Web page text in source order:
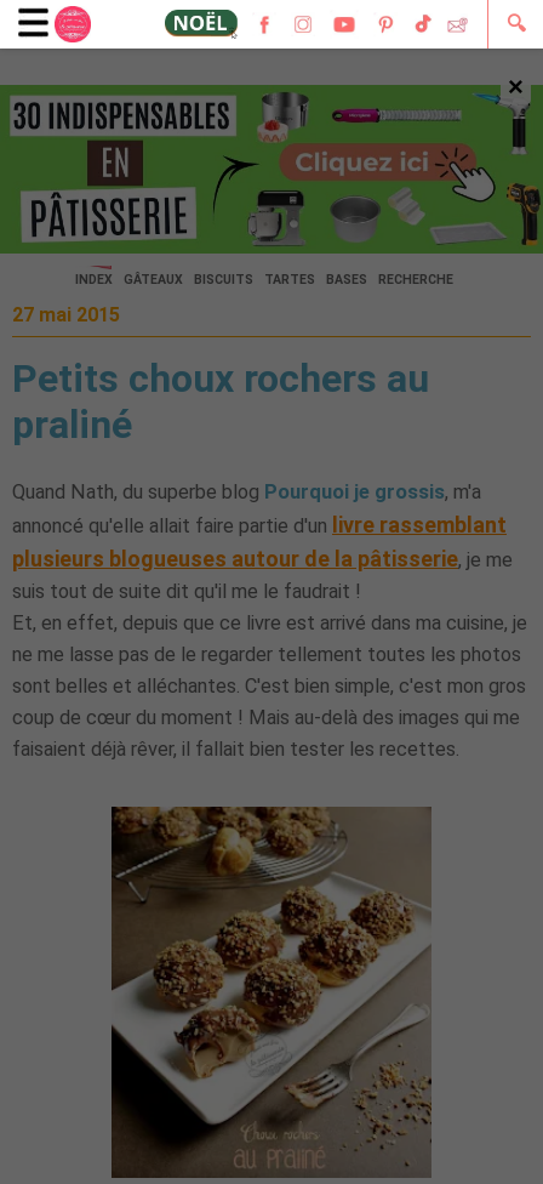
🔍
×
🔍
INDEX GÂTEAUX BISCUITS TARTES BASES RECHERCHE
27 mai 2015
Petits choux rochers au
praliné
Quand Nath, du superbe blog Pourquoi je grossis, m'a
annoncé qu'elle allait faire partie d'un livre rassemblant
plusieurs blogueuses autour de la pâtisserie, je me
suis tout de suite dit qu'il me le faudrait !
Et, en effet, depuis que ce livre est arrivé dans ma cuisine, je
ne me lasse pas de le regarder tellement toutes les photos
sont belles et alléchantes. C'est bien simple, c'est mon gros
coup de cœur du moment ! Mais au-delà des images qui me
faisaient déjà rêver, il fallait bien tester les recettes.